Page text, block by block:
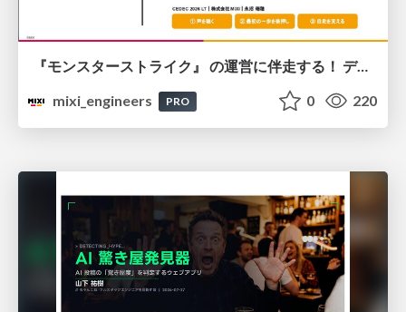
『モンスターストライク』 の運営に伴走する！ データ民主化への 解析グループの3つのアプローチ
mixi_engineers
PRO 0 220